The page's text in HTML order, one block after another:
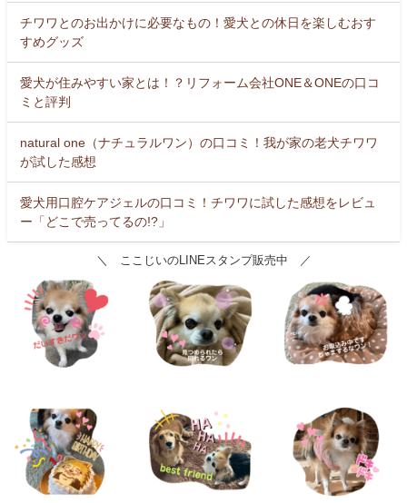
チワワとのお出かけに必要なもの！愛犬との休日を楽しむおす
すめグッズ
愛犬が住みやすい家とは！？リフォーム会社ONE＆ONEの口コ
ミと評判
natural one（ナチュラルワン）の口コミ！我が家の老犬チワワ
が試した感想
愛犬用口腔ケアジェルの口コミ！チワワに試した感想をレビュ
ー「どこで売ってるの!?」
＼ ここじいのLINEスタンプ販売中 ／